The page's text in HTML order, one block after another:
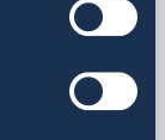
via epost